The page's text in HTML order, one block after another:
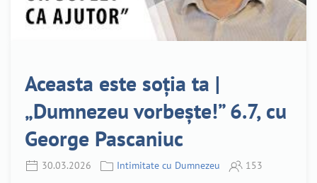
Aceasta este soția ta |
„Dumnezeu vorbește!” 6.7, cu
George Pascaniuc
30.03.2026 Intimitate cu Dumnezeu 153